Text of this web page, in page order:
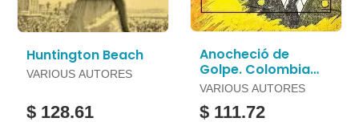
Huntington Beach
VARIOUS AUTORES
$ 128.61
Anocheció de
Golpe. Colombia
entre la Fiesta
Política y la Ilusión,
1953-1954
VARIOUS AUTORES
$ 111.72